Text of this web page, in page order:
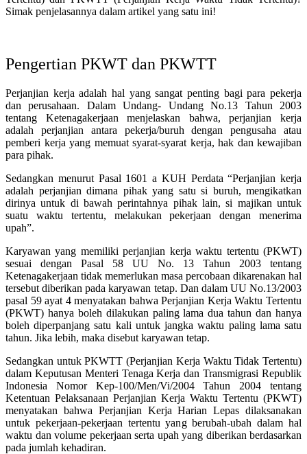
Simak penjelasannya dalam artikel yang satu ini!
Pengertian PKWT dan PKWTT
Perjanjian kerja adalah hal yang sangat penting bagi para pekerja
dan perusahaan. Dalam Undang- Undang No.13 Tahun 2003
tentang Ketenagakerjaan menjelaskan bahwa, perjanjian kerja
adalah perjanjian antara pekerja/buruh dengan pengusaha atau
pemberi kerja yang memuat syarat-syarat kerja, hak dan kewajiban
para pihak.
Sedangkan menurut Pasal 1601 a KUH Perdata “Perjanjian kerja
adalah perjanjian dimana pihak yang satu si buruh, mengikatkan
dirinya untuk di bawah perintahnya pihak lain, si majikan untuk
suatu waktu tertentu, melakukan pekerjaan dengan menerima
upah”.
Karyawan yang memiliki perjanjian kerja waktu tertentu (PKWT)
sesuai dengan Pasal 58 UU No. 13 Tahun 2003 tentang
Ketenagakerjaan tidak memerlukan masa percobaan dikarenakan hal
tersebut diberikan pada karyawan tetap. Dan dalam UU No.13/2003
pasal 59 ayat 4 menyatakan bahwa Perjanjian Kerja Waktu Tertentu
(PKWT) hanya boleh dilakukan paling lama dua tahun dan hanya
boleh diperpanjang satu kali untuk jangka waktu paling lama satu
tahun. Jika lebih, maka disebut karyawan tetap.
Sedangkan untuk PKWTT (Perjanjian Kerja Waktu Tidak Tertentu)
dalam Keputusan Menteri Tenaga Kerja dan Transmigrasi Republik
Indonesia Nomor Kep-100/Men/Vi/2004 Tahun 2004 tentang
Ketentuan Pelaksanaan Perjanjian Kerja Waktu Tertentu (PKWT)
menyatakan bahwa Perjanjian Kerja Harian Lepas dilaksanakan
untuk pekerjaan-pekerjaan tertentu yang berubah-ubah dalam hal
waktu dan volume pekerjaan serta upah yang diberikan berdasarkan
pada jumlah kehadiran.